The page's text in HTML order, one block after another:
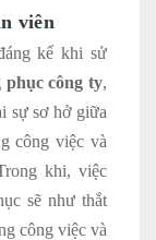
viên
kể khi sử
phục công ty,
sự sơ hở giữa
công việc và
khi, việc
sẽ như thắt
công việc và